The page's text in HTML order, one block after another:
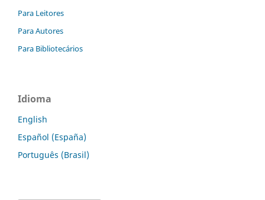
Para Leitores
Para Autores
Para Bibliotecários
Idioma
English
Español (España)
Português (Brasil)